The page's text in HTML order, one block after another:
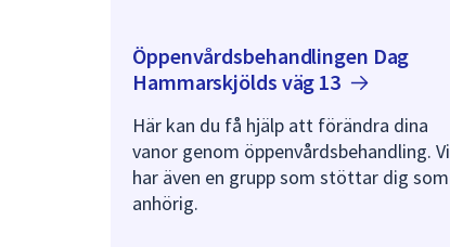
Öppenvårdsbehandlingen Dag
Hammarskjölds väg 13
Här kan du få hjälp att förändra dina
vanor genom öppenvårdsbehandling. Vi
har även en grupp som stöttar dig som
anhörig.